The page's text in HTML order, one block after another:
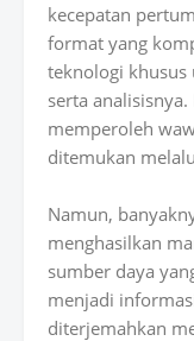
kecepatan
format yang
teknologi khusus
serta
memperoleh
ditemukan
Namun,
menghasilkan
sumber daya
menjadi
diterjemahkan